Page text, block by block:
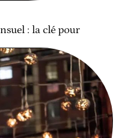
: la clé pour